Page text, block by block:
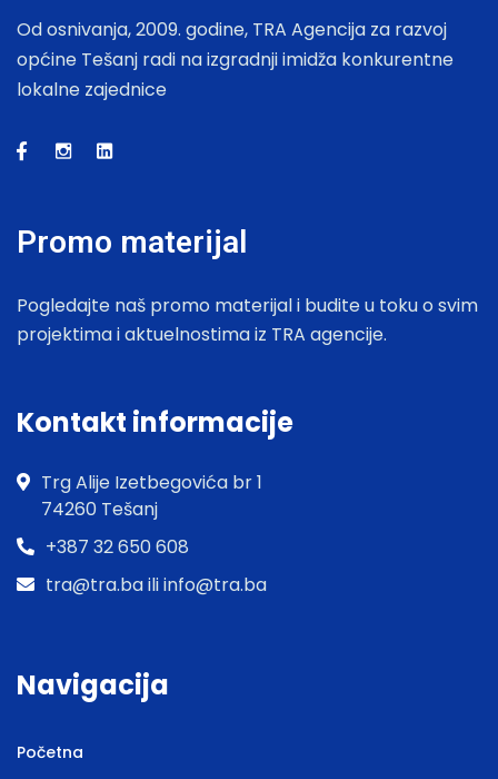
Od osnivanja, 2009. godine, TRA Agencija za razvoj
općine Tešanj radi na izgradnji imidža konkurentne
lokalne zajednice
Promo materijal
Pogledajte naš promo materijal i budite u toku o svim
projektima i aktuelnostima iz TRA agencije.
Kontakt informacije
Trg Alije Izetbegovića br 1
74260 Tešanj
+387 32 650 608
tra@tra.ba ili info@tra.ba
Navigacija
Početna